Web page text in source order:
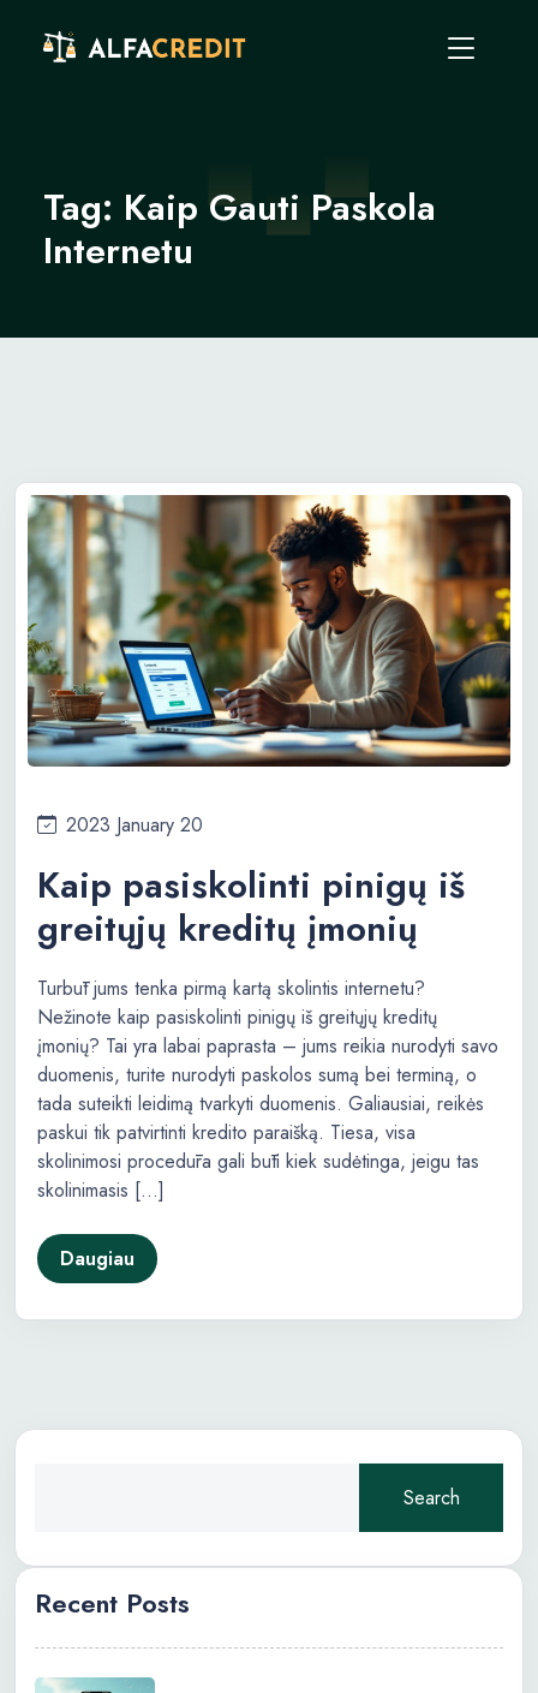
Tag: Kaip Gauti Paskola
Internetu
2023 January 20
Kaip pasiskolinti pinigų iš
greitųjų kreditų įmonių
Turbūt jums tenka pirmą kartą skolintis internetu?
Nežinote kaip pasiskolinti pinigų iš greitųjų kreditų
įmonių? Tai yra labai paprasta – jums reikia nurodyti savo
duomenis, turite nurodyti paskolos sumą bei terminą, o
tada suteikti leidimą tvarkyti duomenis. Galiausiai, reikės
paskui tik patvirtinti kredito paraišką. Tiesa, visa
skolinimosi procedūra gali būti kiek sudėtinga, jeigu tas
skolinimasis […]
Daugiau
Search
Recent Posts